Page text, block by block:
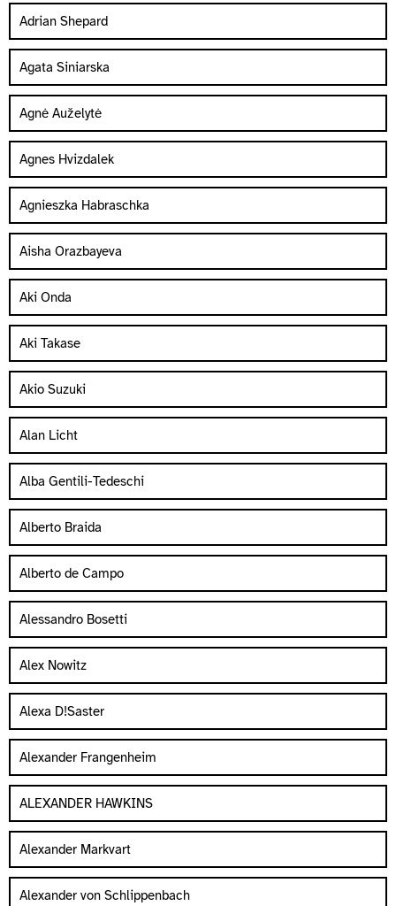
Adrian Shepard
Agata Siniarska
Agnė Auželytė
Agnes Hvizdalek
Agnieszka Habraschka
Aisha Orazbayeva
Aki Onda
Aki Takase
Akio Suzuki
Alan Licht
Alba Gentili-Tedeschi
Alberto Braida
Alberto de Campo
Alessandro Bosetti
Alex Nowitz
Alexa D!Saster
Alexander Frangenheim
ALEXANDER HAWKINS
Alexander Markvart
Alexander von Schlippenbach